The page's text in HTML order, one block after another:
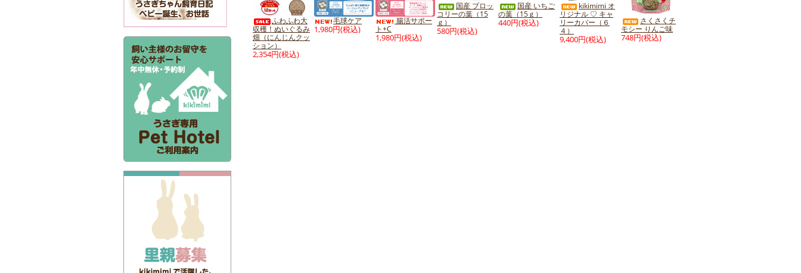
ふわふわ大
収穫！ぬいぐるみ
畑（にんじんクッ
ション）
2,354円(税込)
毛球ケア
1,980円(税込)
腸活サポー
ト+C
1,980円(税込)
国産 ブロッ
コリーの葉（15
ｇ）
580円(税込)
国産 いちご
の葉（15ｇ）
440円(税込)
kikimimi オ
リジナル ♡ キャ
リーカバー（６
４）
9,400円(税込)
さくさくチ
モシー りんご味
748円(税込)